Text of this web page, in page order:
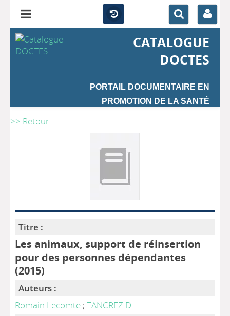
CATALOGUE
DOCTES
PORTAIL DOCUMENTAIRE EN
PROMOTION DE LA SANTÉ
>> Retour
Titre :
Les animaux, support de réinsertion
pour des personnes dépendantes
(2015)
Auteurs :
Romain Lecomte ;TANCREZ D.